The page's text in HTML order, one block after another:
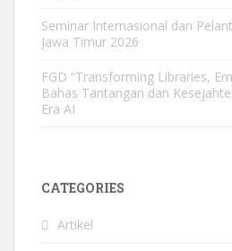
Seminar Internasional dan
Jawa Timur 2026
FGD “Transforming Libraries,
Bahas Tantangan dan
Era AI
CATEGORIES
Artikel